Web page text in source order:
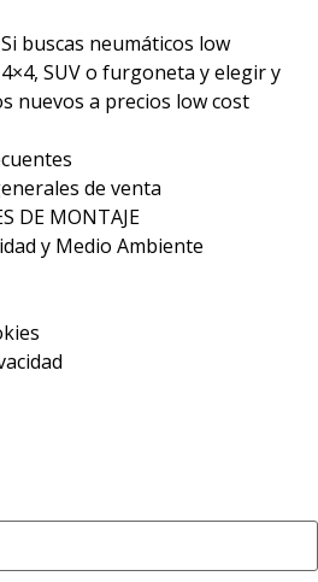
buscas neumáticos low
SUV o furgoneta y elegir y
nuevos a precios low cost
de venta
DE MONTAJE
y Medio Ambiente